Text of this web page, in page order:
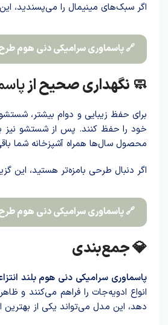
اگر سبک‌های مینیمال را می‌پسندید،
🔗 پاسماوری سرامیکی دنی هوم طرح
🧼 نگهداری صحیح از
برای حفظ زیبایی و دوام بیشتر،
خود را حفظ کنند. پس از شستشو نیز
محصول سال‌ها همراه آشپزخانه شما
اگر دنبال طرحی بامزه‌تر هستید، این
🔗 پاسماوری سرامیکی دنی هوم
💎 جمع‌بندی
پاسماوری سرامیکی دنی هوم بلند
انواع ادویه‌جات را فراهم می‌کنند و
دهد، این مدل می‌تواند یکی از